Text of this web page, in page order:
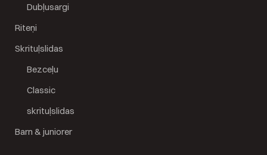
Dubļusargi
Riteņi
Skrituļslidas
Bezceļu
Classic
skrituļslidas
Barn & juniorer